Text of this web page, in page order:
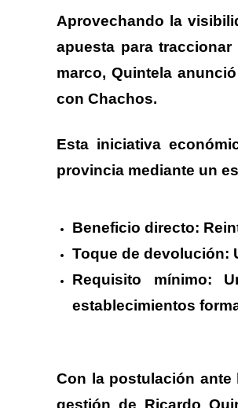
Aprovechando la
apuesta para
marco, Quintela
con Chachos.
Esta iniciativa
provincia mediante un
Beneficio directo:
Toque de devolución:
Requisito mínimo:
establecimientos
Con la postulación ante
gestión de Ricardo